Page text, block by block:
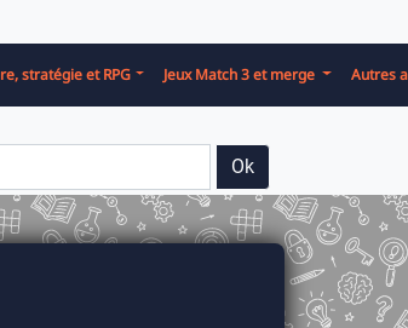
stratégie et RPG Jeux Match 3 et merge Autres
Ok